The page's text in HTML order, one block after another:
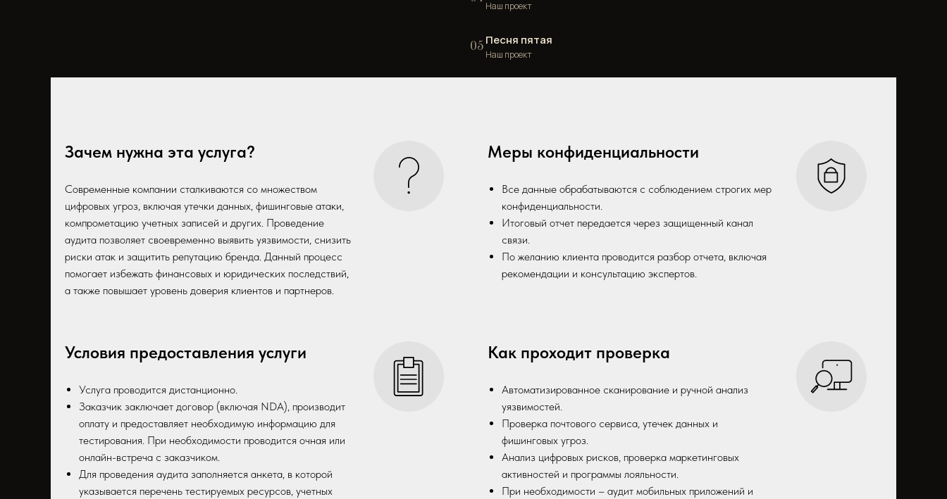
Наш проект
05Песня пятая
Наш проект
Зачем нужна эта услуга?
Современные компании сталкиваются со множеством
цифровых угроз, включая утечки данных, фишинговые атаки,
компрометацию учетных записей и других. Проведение
аудита позволяет своевременно выявить уязвимости, снизить
риски атак и защитить репутацию бренда. Данный процесс
помогает избежать финансовых и юридических последствий,
а также повышает уровень доверия клиентов и партнеров.
Меры конфиденциальности
Все данные обрабатываются с соблюдением строгих мер
конфиденциальности.
Итоговый отчет передается через защищенный канал
связи.
По желанию клиента проводится разбор отчета, включая
рекомендации и консультацию экспертов.
Условия предоставления услуги
Услуга проводится дистанционно.
Заказчик заключает договор (включая NDA), производит
оплату и предоставляет необходимую информацию для
тестирования. При необходимости проводится очная или
онлайн-встреча с заказчиком.
Для проведения аудита заполняется анкета, в которой
указывается перечень тестируемых ресурсов, учетных
Как проходит проверка
Автоматизированное сканирование и ручной анализ
уязвимостей.
Проверка почтового сервиса, утечек данных и
фишинговых угроз.
Анализ цифровых рисков, проверка маркетинговых
активностей и программы лояльности.
При необходимости – аудит мобильных приложений и